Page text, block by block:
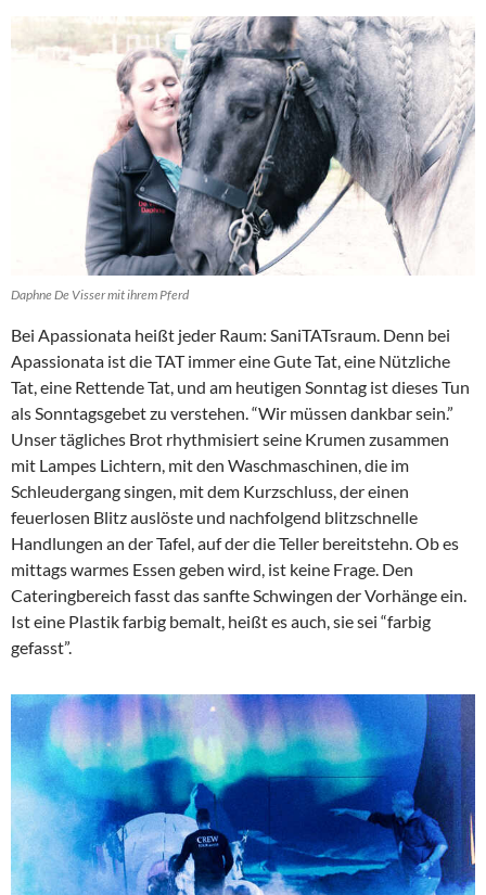
Daphne De Visser mit ihrem Pferd
Bei Apassionata heißt jeder Raum: SaniTATsraum. Denn bei
Apassionata ist die TAT immer eine Gute Tat, eine Nützliche
Tat, eine Rettende Tat, und am heutigen Sonntag ist dieses Tun
als Sonntagsgebet zu verstehen. “Wir müssen dankbar sein.”
Unser tägliches Brot rhythmisiert seine Krumen zusammen
mit Lampes Lichtern, mit den Waschmaschinen, die im
Schleudergang singen, mit dem Kurzschluss, der einen
feuerlosen Blitz auslöste und nachfolgend blitzschnelle
Handlungen an der Tafel, auf der die Teller bereitstehn. Ob es
mittags warmes Essen geben wird, ist keine Frage. Den
Cateringbereich fasst das sanfte Schwingen der Vorhänge ein.
Ist eine Plastik farbig bemalt, heißt es auch, sie sei “farbig
gefasst”.